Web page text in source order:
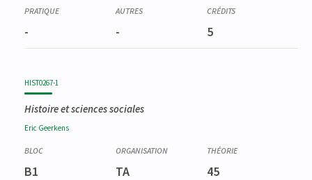
- - 5
HIST0267-1
Histoire et sciences sociales
Eric Geerkens
B1 TA 45